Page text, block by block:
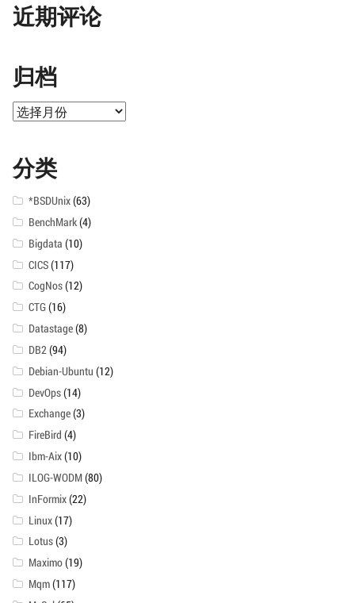
近期评论
归档
归
分类
*BSDUnix(63)
BenchMark(4)
Bigdata (10)
CICS(117)
CogNos(12)
CTG(16)
Datastage(8)
DB2(94)
Debian-Ubuntu (12)
DevOps(14)
Exchange(3)
FireBird (4)
Ibm-Aix(10)
ILOG-WODM(80)
InFormix(22)
Linux(17)
Lotus(3)
Maximo(19)
Mqm(117)